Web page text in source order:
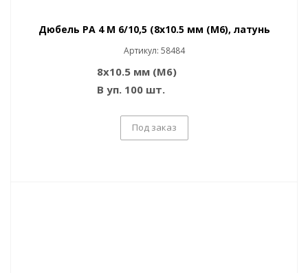
Дюбель PA 4 M 6/10,5 (8x10.5 мм (M6), латунь
Артикул: 58484
8x10.5 мм (M6)
В уп. 100 шт.
Под заказ